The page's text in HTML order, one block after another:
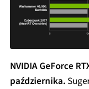
NVIDIA GeForce
października.